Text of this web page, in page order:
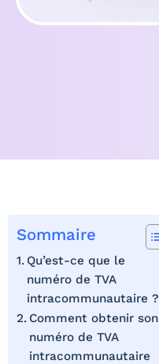
Sommaire
Qu’est-ce que le
numéro de TVA
intracommunautaire ?
Comment obtenir son
numéro de TVA
intracommunautaire